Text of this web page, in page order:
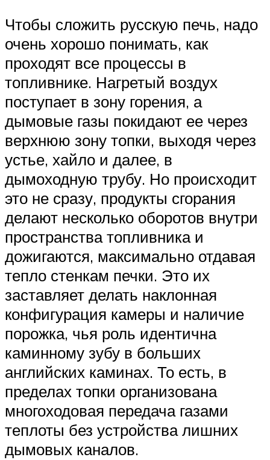
Чтобы сложить русскую печь, надо
очень хорошо понимать, как
проходят все процессы в
топливнике. Нагретый воздух
поступает в зону горения, а
дымовые газы покидают ее через
верхнюю зону топки, выходя через
устье, хайло и далее, в
дымоходную трубу. Но происходит
это не сразу, продукты сгорания
делают несколько оборотов внутри
пространства топливника и
дожигаются, максимально отдавая
тепло стенкам печки. Это их
заставляет делать наклонная
конфигурация камеры и наличие
порожка, чья роль идентична
каминному зубу в больших
английских каминах. То есть, в
пределах топки организована
многоходовая передача газами
теплоты без устройства лишних
дымовых каналов.